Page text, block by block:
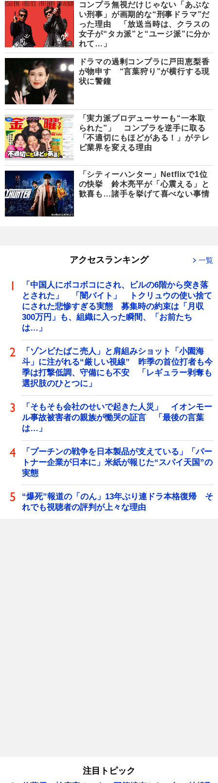
コンプラ無視だけじゃない「あぶな
い刑事」が画期的な“刑事ドラマ”だ
った理由 「放送当時は、クラスの
女子が“タカ派”と“ユージ派”に分か
れて…」
ドラマの過剰コンプラに戸田恵梨香
が物申す “言葉狩り”が横行する現
状に警鐘
「実力派プロデューサーも“一本取
られた”」 コンプラを逆手に取る
「不適切にもほどがある！」がテレ
ビ業界を変える理由
「シティーハンター」Netflixで1位
の快挙 鈴木亮平が「心震える」と
歓喜も…諸手を挙げて喜べない事情
アクセスランキング 一覧
「中国人にボコボコにされ、ビルの6階から突き落
とされた」 「闇バイト」 トクリュウの使い捨て
にされた悲惨すぎる実態 募集時の約束は「月収
300万円」も、組織に入った瞬間、「お前たち
は…」
「ゾンビたばこ売人」と肩組みショット「小園海
斗」に注がれる“厳しい視線” 昨季の首位打者も今
季は打撃低調、守備にも不安 「レギュラー剥奪も
選択肢のひとつに」
「そもそも会社のせいで起きた人災」 イオンモー
ル事故被害者の親族が慟哭の証言 「最後の言葉
は…」
「プーチンの戦争を日本製品が支えている」「パー
トナー企業が日本に」米紙が報じた“スパイ天国”の
実態
“爆死”報道の「のん」13年ぶり連ドラ本格復帰 そ
れでも視聴者の評判が上々な理由
注目トピック